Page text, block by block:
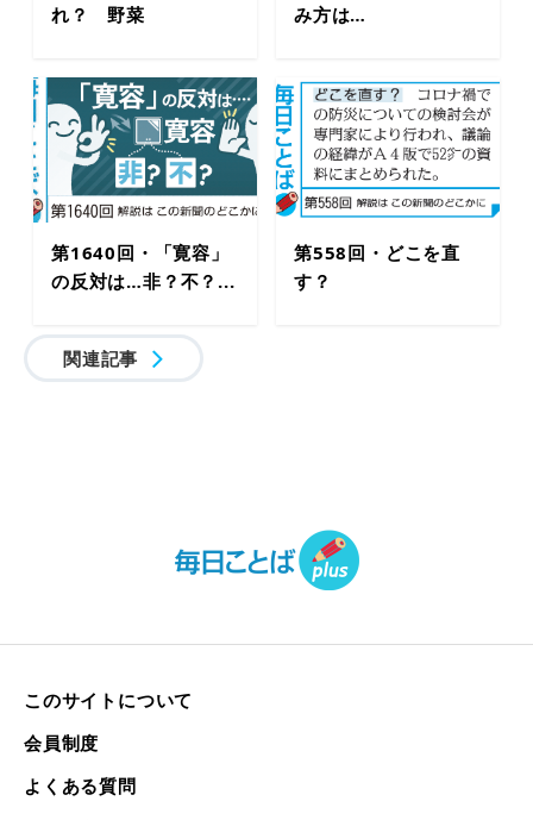
れ？ 野菜
み方は…
第1640回・「寛容」
の反対は…非？不？...
第558回・どこを直
す？
関連記事
このサイトについて
会員制度
よくある質問